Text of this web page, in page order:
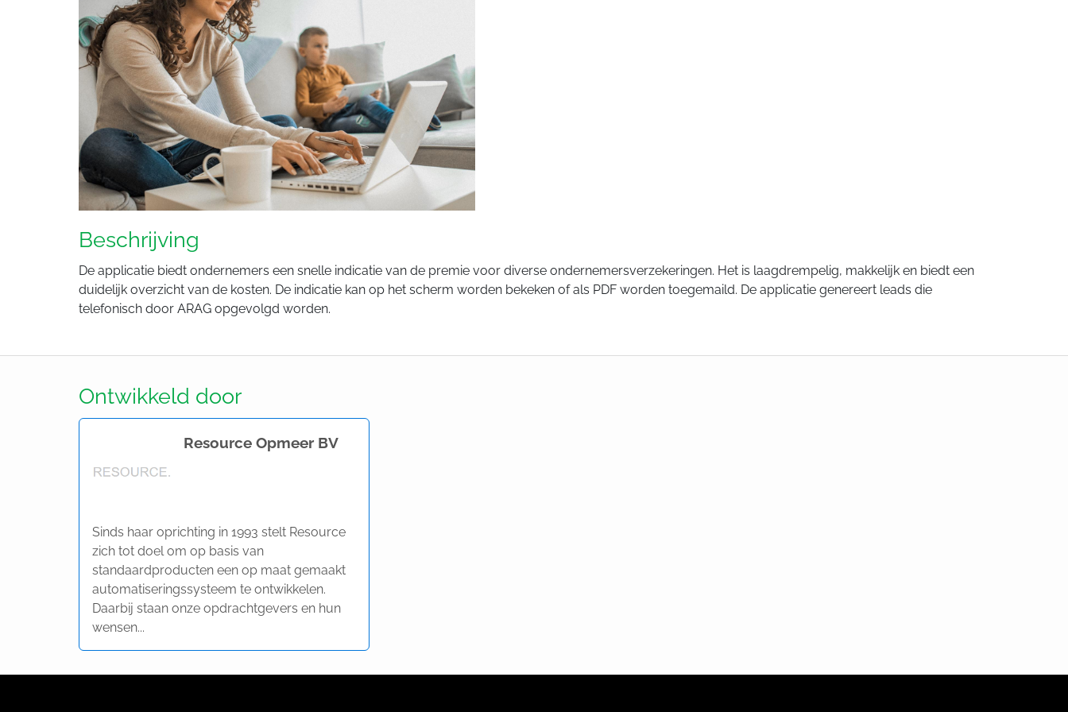
Beschrijving
De applicatie biedt ondernemers een snelle indicatie van de premie voor diverse ondernemersverzekeringen. Het is laagdrempelig, makkelijk en biedt een
duidelijk overzicht van de kosten. De indicatie kan op het scherm worden bekeken of als PDF worden toegemaild. De applicatie genereert leads die
telefonisch door ARAG opgevolgd worden.
Ontwikkeld door
Resource Opmeer BV
Sinds haar oprichting in 1993 stelt Resource
zich tot doel om op basis van
standaardproducten een op maat gemaakt
automatiseringssysteem te ontwikkelen.
Daarbij staan onze opdrachtgevers en hun
wensen...